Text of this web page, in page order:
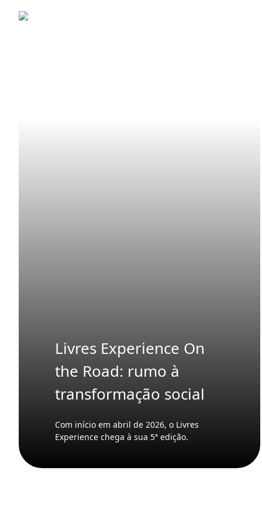
Livres Experience On
the Road: rumo à
transformação social
Com início em abril de 2026, o Livres
Experience chega à sua 5ª edição.